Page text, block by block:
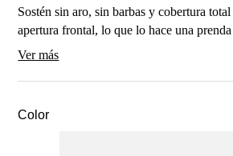
Sostén sin aro, sin barbas y cobertura
apertura frontal, lo que lo hace una
día. Está hecho de encaje elasticado y
bandas corrige postura sentirás un
Cuidados: Lavar a mano antes de usar. De
Ver más
Color